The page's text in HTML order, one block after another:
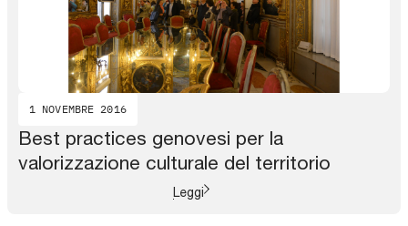
1 NOVEMBRE 2016
Best practices genovesi per la
valorizzazione culturale del territorio
Leggi